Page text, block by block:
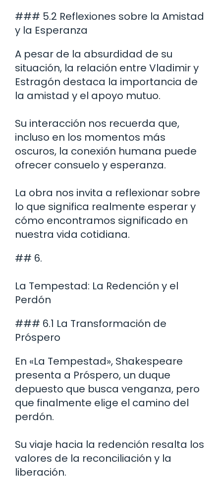
### 5.2 Reflexiones sobre la Amistad
y la Esperanza
A pesar de la absurdidad de su
situación, la relación entre Vladimir y
Estragón destaca la importancia de
la amistad y el apoyo mutuo.
Su interacción nos recuerda que,
incluso en los momentos más
oscuros, la conexión humana puede
ofrecer consuelo y esperanza.
La obra nos invita a reflexionar sobre
lo que significa realmente esperar y
cómo encontramos significado en
nuestra vida cotidiana.
## 6.
La Tempestad: La Redención y el
Perdón
### 6.1 La Transformación de
Próspero
En «La Tempestad», Shakespeare
presenta a Próspero, un duque
depuesto que busca venganza, pero
que finalmente elige el camino del
perdón.
Su viaje hacia la redención resalta los
valores de la reconciliación y la
liberación.